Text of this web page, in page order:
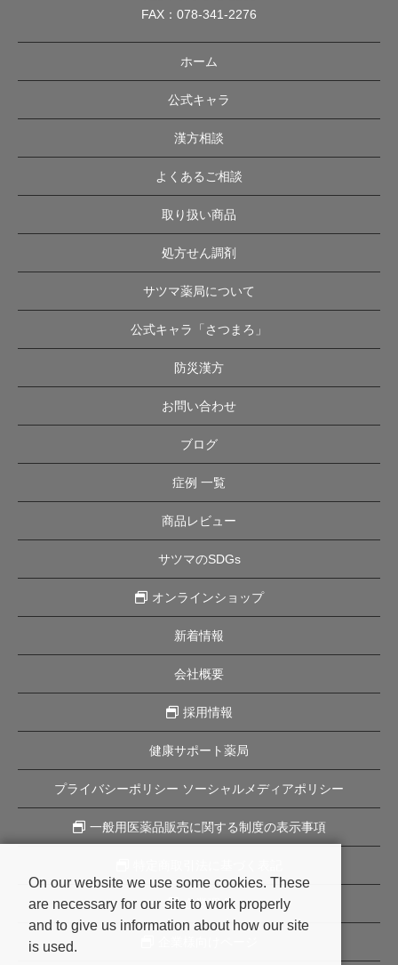
FAX：078-341-2276
ホーム
公式キャラ
漢方相談
よくあるご相談
取り扱い商品
処方せん調剤
サツマ薬局について
公式キャラ「さつまろ」
防災漢方
お問い合わせ
ブログ
症例 一覧
商品レビュー
サツマのSDGs
オンラインショップ
新着情報
会社概要
採用情報
健康サポート薬局
プライバシーポリシー ソーシャルメディアポリシー
一般用医薬品販売に関する制度の表示事項
企業理念
On our website we use some cookies. These
are necessary for our site to work properly
and to give us information about how our site
is used.